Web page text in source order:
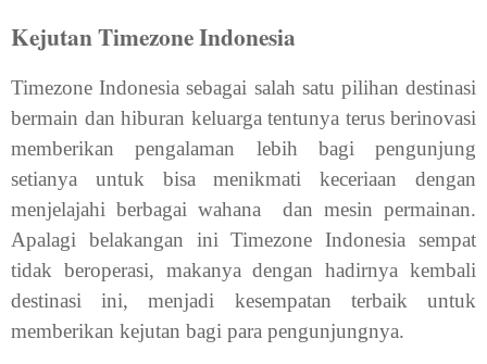
Kejutan Timezone Indonesia
Timezone Indonesia sebagai salah satu pilihan destinasi
bermain dan hiburan keluarga tentunya terus berinovasi
memberikan pengalaman lebih bagi pengunjung
setianya untuk bisa menikmati keceriaan dengan
menjelajahi berbagai wahana
dan mesin permainan.
Apalagi belakangan ini Timezone Indonesia sempat
tidak beroperasi, makanya dengan hadirnya kembali
destinasi ini, menjadi kesempatan terbaik untuk
memberikan kejutan bagi para pengunjungnya.